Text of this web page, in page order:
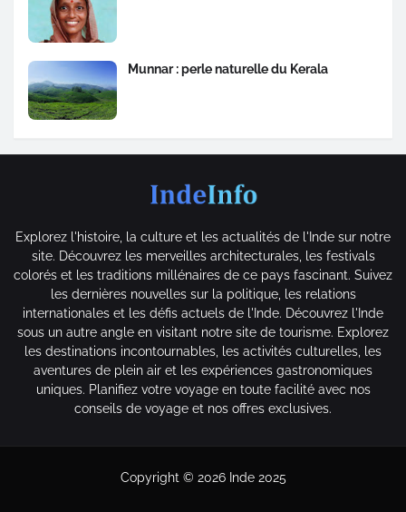
Munnar : perle naturelle du Kerala
Explorez l'histoire, la culture et les actualités de l'Inde sur notre
site. Découvrez les merveilles architecturales, les festivals
colorés et les traditions millénaires de ce pays fascinant. Suivez
les dernières nouvelles sur la politique, les relations
internationales et les défis actuels de l'Inde. Découvrez l'Inde
sous un autre angle en visitant notre site de tourisme. Explorez
les destinations incontournables, les activités culturelles, les
aventures de plein air et les expériences gastronomiques
uniques. Planifiez votre voyage en toute facilité avec nos
conseils de voyage et nos offres exclusives.
Copyright © 2026 Inde 2025